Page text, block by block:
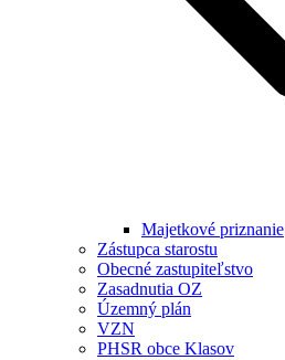
Majetkové priznanie
Zástupca starostu
Obecné zastupiteľstvo
Zasadnutia OZ
Územný plán
VZN
PHSR obce Klasov